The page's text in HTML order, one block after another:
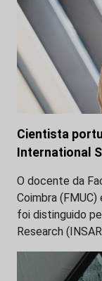
Cientista
International
O docente da
Coimbra
foi distinguido
Research